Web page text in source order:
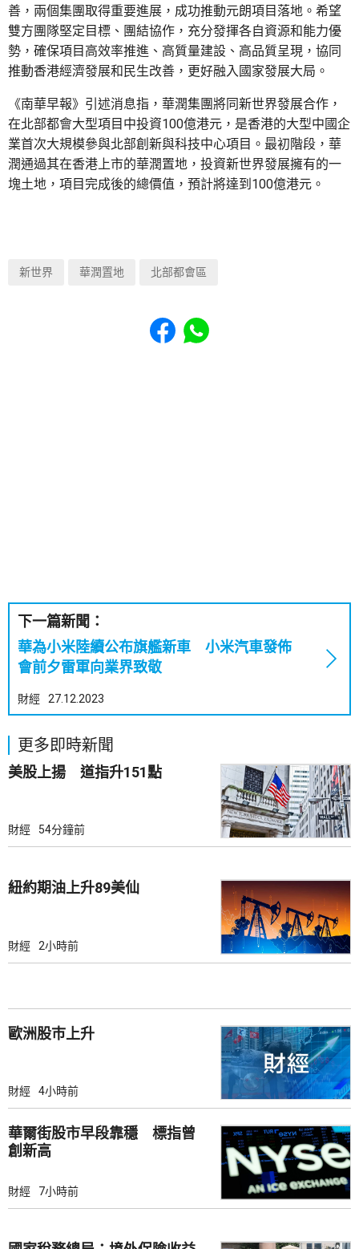
善，兩個集團取得重要進展，成功推動元朗項目落地。希望
雙方團隊堅定目標、團結協作，充分發揮各自資源和能力優
勢，確保項目高效率推進、高質量建設、高品質呈現，協同
推動香港經濟發展和民生改善，更好融入國家發展大局。
《南華早報》引述消息指，華潤集團將同新世界發展合作，
在北部都會大型項目中投資100億港元，是香港的大型中國企
業首次大規模參與北部創新與科技中心項目。最初階段，華
潤通過其在香港上市的華潤置地，投資新世界發展擁有的一
塊土地，項目完成後的總價值，預計將達到100億港元。
新世界 華潤置地 北部都會區
Share to Facebook
Share to WhatsApp
下一篇新聞：
華為小米陸續公布旗艦新車 小米汽車發佈
會前夕雷軍向業界致敬
財經 27.12.2023
更多即時新聞
美股上揚 道指升151點
財經 54分鐘前
紐約期油上升89美仙
財經 2小時前
歐洲股巿上升
財經 4小時前
華爾街股市早段靠穩 標指曾
創新高
財經 7小時前